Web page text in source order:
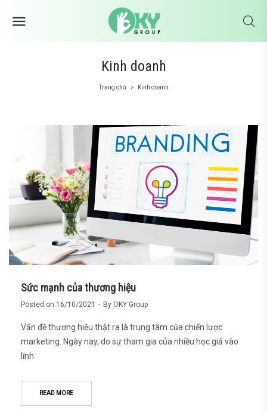
Kinh doanh
Trang chủ > Kinh doanh
Sức mạnh của thương hiệu
Posted on 16/10/2021 By OKY Group
Vấn đề thương hiệu thật ra là trung tâm của chiến lược
marketing. Ngày nay, do sự tham gia của nhiều học giả vào
lĩnh
READ MORE